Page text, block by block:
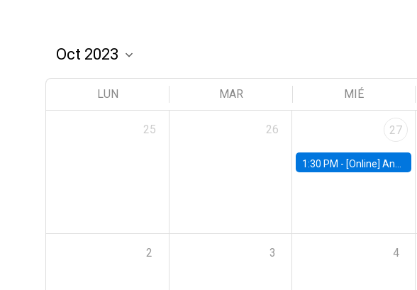
LUN MAR MIÉ
25 26 27
1:30 PM - [Online] Ana Tur Prats, UC Merced
2 3 4